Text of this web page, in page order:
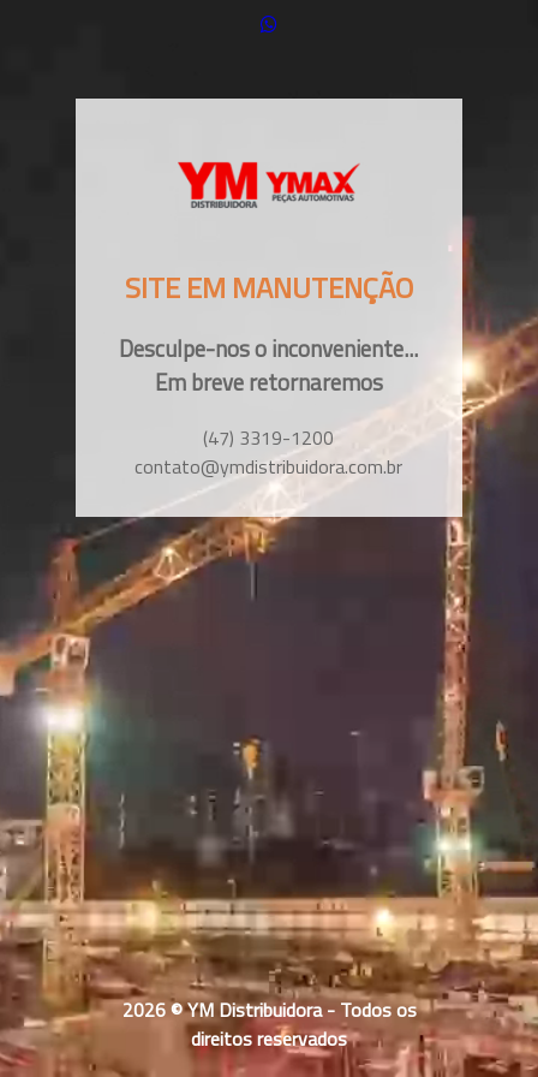
SITE EM MANUTENÇÃO
Desculpe-nos o inconveniente...
Em breve retornaremos
(47) 3319-1200
contato@ymdistribuidora.com.br
2026 © YM Distribuidora - Todos os
direitos reservados